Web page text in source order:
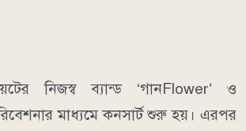
নিজস্ব ব্যান্ড ‘গানFlower’ ও
মাধ্যমে কনসার্ট শুরু হয়। এরপর